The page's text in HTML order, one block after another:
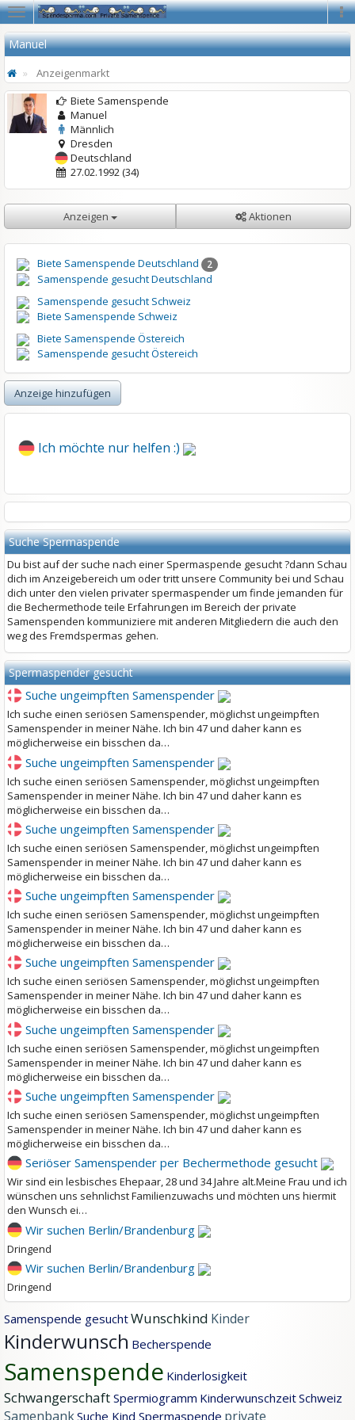
Navigation
Manuel
Anzeigenmarkt
Biete Samenspende
Manuel
Männlich
Dresden
Deutschland
27.02.1992 (34)
Anzeigen Aktionen
Biete Samenspende Deutschland 2
Samenspende gesucht Deutschland
Samenspende gesucht Schweiz
Biete Samenspende Schweiz
Biete Samenspende Östereich
Samenspende gesucht Östereich
Anzeige hinzufügen
Ich möchte nur helfen :)
Suche Spermaspende
Du bist auf der suche nach einer Spermaspende gesucht ?dann Schau
dich im Anzeigebereich um oder tritt unsere Community bei und Schau
dich unter den vielen privater spermaspender um finde jemanden für
die Bechermethode teile Erfahrungen im Bereich der private
Samenspenden kommuniziere mit anderen Mitgliedern die auch den
weg des Fremdspermas gehen.
Spermaspender gesucht
Suche ungeimpften Samenspender
Ich suche einen seriösen Samenspender, möglichst ungeimpften
Samenspender in meiner Nähe. Ich bin 47 und daher kann es
möglicherweise ein bisschen da…
Suche ungeimpften Samenspender
Ich suche einen seriösen Samenspender, möglichst ungeimpften
Samenspender in meiner Nähe. Ich bin 47 und daher kann es
möglicherweise ein bisschen da…
Suche ungeimpften Samenspender
Ich suche einen seriösen Samenspender, möglichst ungeimpften
Samenspender in meiner Nähe. Ich bin 47 und daher kann es
möglicherweise ein bisschen da…
Suche ungeimpften Samenspender
Ich suche einen seriösen Samenspender, möglichst ungeimpften
Samenspender in meiner Nähe. Ich bin 47 und daher kann es
möglicherweise ein bisschen da…
Suche ungeimpften Samenspender
Ich suche einen seriösen Samenspender, möglichst ungeimpften
Samenspender in meiner Nähe. Ich bin 47 und daher kann es
möglicherweise ein bisschen da…
Suche ungeimpften Samenspender
Ich suche einen seriösen Samenspender, möglichst ungeimpften
Samenspender in meiner Nähe. Ich bin 47 und daher kann es
möglicherweise ein bisschen da…
Suche ungeimpften Samenspender
Ich suche einen seriösen Samenspender, möglichst ungeimpften
Samenspender in meiner Nähe. Ich bin 47 und daher kann es
möglicherweise ein bisschen da…
Seriöser Samenspender per Bechermethode gesucht
Wir sind ein lesbisches Ehepaar, 28 und 34 Jahre alt.Meine Frau und ich
wünschen uns sehnlichst Familienzuwachs und möchten uns hiermit
den Wunsch ei…
Wir suchen Berlin/Brandenburg
Dringend
Wir suchen Berlin/Brandenburg
Dringend
Samenspende gesuchtWunschkind Kinder
Kinderwunsch Becherspende
Samenspende Kinderlosigkeit
Schwangerschaft Spermiogramm KinderwunschzeitSchweiz
SamenbankSuche Kind Spermaspende private